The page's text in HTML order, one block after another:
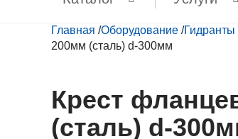
Главная /Оборудование /
200мм (сталь) d-300мм
Крест
(сталь) d-